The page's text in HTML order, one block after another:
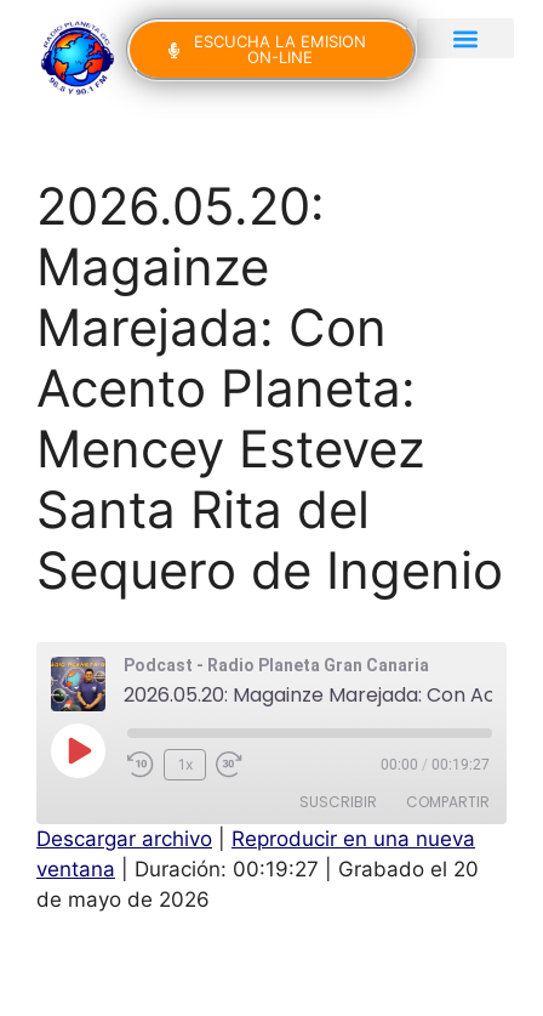
ESCUCHA LA EMISION
ON-LINE
2026.05.20:
Magainze
Marejada: Con
Acento Planeta:
Mencey Estevez
Santa Rita del
Sequero de Ingenio
Podcast - Radio Planeta Gran Canaria
1x 00:00 / 00:19:27
SUSCRIBIR COMPARTIR
FEED RSS
COMPAR
TIR
Descargar archivo
Reproducir en una nueva
ventana
Duración: 00:19:27
Grabado el 20
de mayo de 2026